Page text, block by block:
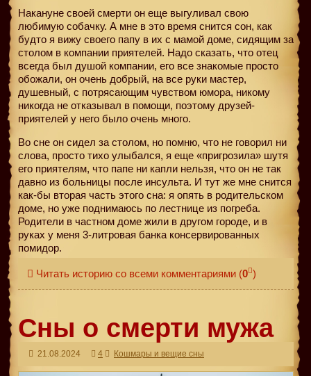
Накануне своей смерти он еще выгуливал свою
любимую собачку. А мне в это время снится сон, как
будто я вижу своего папу в их с мамой доме, сидящим за
столом в компании приятелей. Надо сказать, что отец
всегда был душой компании, его все знакомые просто
обожали, он очень добрый, на все руки мастер,
душевный, с потрясающим чувством юмора, никому
никогда не отказывал в помощи, поэтому друзей-
приятелей у него было очень много.
Во сне он сидел за столом, но помню, что не говорил ни
слова, просто тихо улыбался, я еще «пригрозила» шутя
его приятелям, что папе ни капли нельзя, что он не так
давно из больницы после инсульта. И тут же мне снится
как-бы вторая часть этого сна: я опять в родительском
доме, но уже поднимаюсь по лестнице из погреба.
Родители в частном доме жили в другом городе, и в
руках у меня 3-литровая банка консервированных
помидор.
Читать историю со всеми комментариями (0 )
Сны о смерти мужа
21.08.2024 4 Кошмары и вещие сны